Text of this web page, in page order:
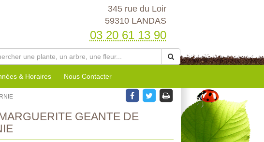
345 rue du Loir
59310 LANDAS
03 20 61 13 90
& Horaires Nous Contacter
GEANTE DE